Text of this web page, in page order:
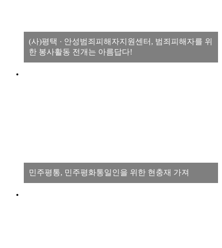
(사)평택 · 안성범죄피해자지원센터, 범죄피해자를 위
한 봉사활동 전개는 아름답다!
민주평통, 민주평화통일인을 위한 현충재 가져